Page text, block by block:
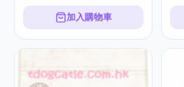
加入購物車